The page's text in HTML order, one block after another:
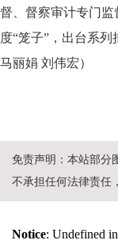
督、督察审计专门
度“笼子”，出台系
马丽娟 刘伟宏）
免责声明：本站部分
不承担任何法律责任
Notice: Undefined